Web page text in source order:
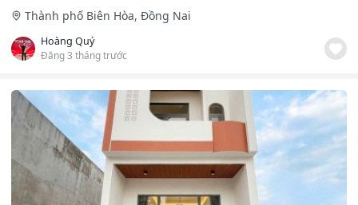
Thành phố Biên Hòa, Đồng Nai
Hoàng Quý
Đăng 3 tháng trước